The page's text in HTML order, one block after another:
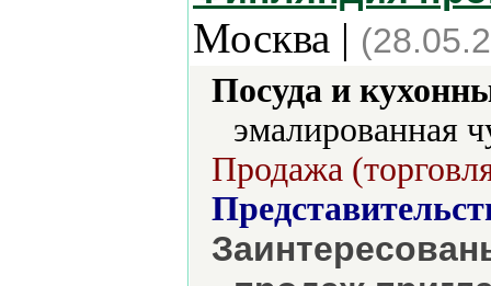
Москва |
Посуда и
эмалированная
Продажа